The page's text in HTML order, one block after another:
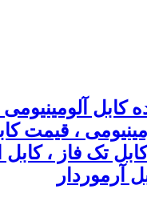
آلومینیومی
،
تک فاز ،
آرموردار